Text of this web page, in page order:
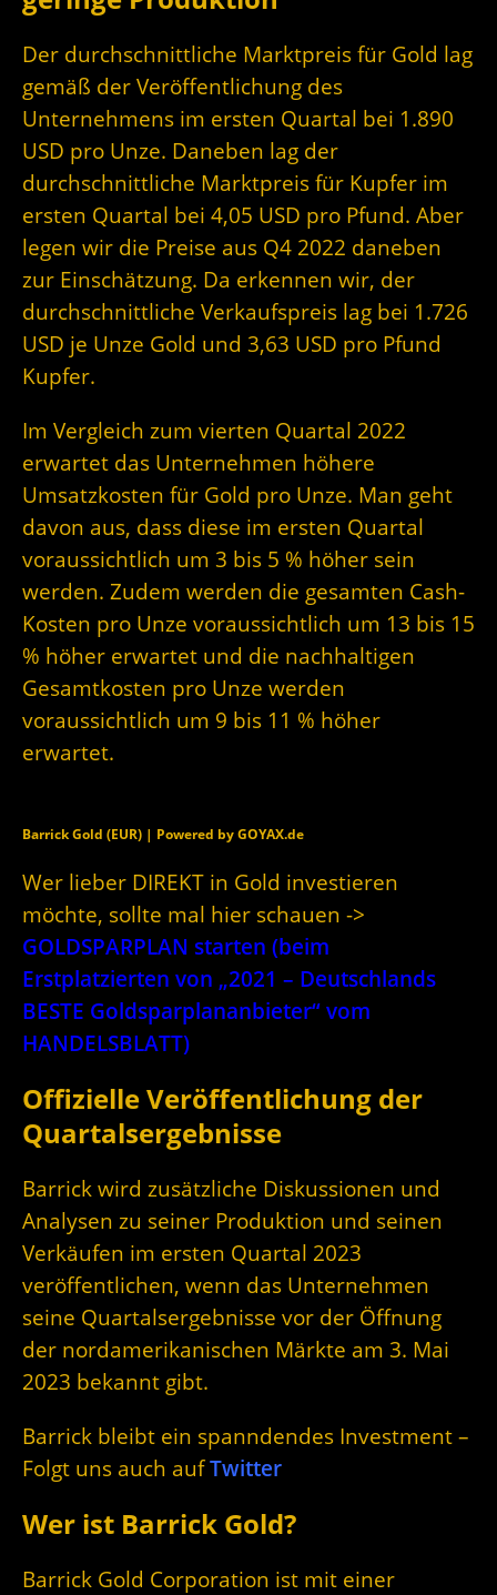
Der durchschnittliche Marktpreis für Gold lag
gemäß der Veröffentlichung des
Unternehmens im ersten Quartal bei 1.890
USD pro Unze. Daneben lag der
durchschnittliche Marktpreis für Kupfer im
ersten Quartal bei 4,05 USD pro Pfund. Aber
legen wir die Preise aus Q4 2022 daneben
zur Einschätzung. Da erkennen wir, der
durchschnittliche Verkaufspreis lag bei 1.726
USD je Unze Gold und 3,63 USD pro Pfund
Kupfer.
Im Vergleich zum vierten Quartal 2022
erwartet das Unternehmen höhere
Umsatzkosten für Gold pro Unze. Man geht
davon aus, dass diese im ersten Quartal
voraussichtlich um 3 bis 5 % höher sein
werden. Zudem werden die gesamten Cash-
Kosten pro Unze voraussichtlich um 13 bis 15
% höher erwartet und die nachhaltigen
Gesamtkosten pro Unze werden
voraussichtlich um 9 bis 11 % höher
erwartet.
Barrick Gold (EUR) | Powered by GOYAX.de
Wer lieber DIREKT in Gold investieren
möchte, sollte mal hier schauen ->
GOLDSPARPLAN starten (beim
Erstplatzierten von „2021 – Deutschlands
BESTE Goldsparplananbieter“ vom
HANDELSBLATT)
Offizielle Veröffentlichung der
Quartalsergebnisse
Barrick wird zusätzliche Diskussionen und
Analysen zu seiner Produktion und seinen
Verkäufen im ersten Quartal 2023
veröffentlichen, wenn das Unternehmen
seine Quartalsergebnisse vor der Öffnung
der nordamerikanischen Märkte am 3. Mai
2023 bekannt gibt.
Barrick bleibt ein spanndendes Investment –
Folgt uns auch aufTwitter
Wer ist Barrick Gold?
Barrick Gold Corporation ist mit einer